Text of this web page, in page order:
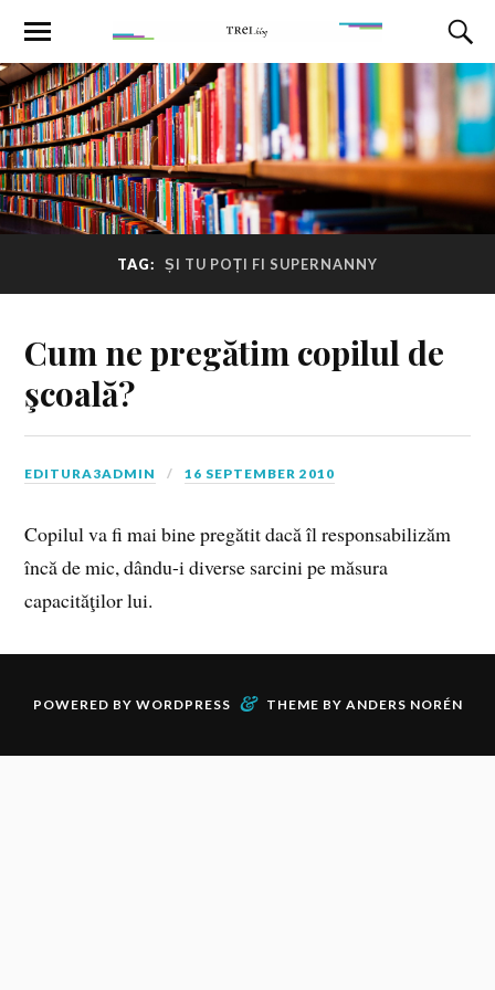
TAG: ȘI TU POȚI FI SUPERNANNY
Cum ne pregătim copilul de
şcoală?
EDITURA3ADMIN 16 SEPTEMBER 2010
Copilul va fi mai bine pregătit dacă îl responsabilizăm
încă de mic, dându-i diverse sarcini pe măsura
capacităţilor lui.
POWERED BY WORDPRESS & THEME BY ANDERS NORÉN